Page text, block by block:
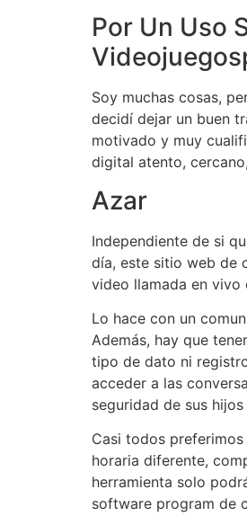
Por Un Uso
Soy muchas cosas,
decidí dejar un buen
motivado y muy
digital atento,
Azar
Independiente de si
día, este sitio web de
video llamada en vivo
Lo hace con un
Además, hay que
tipo de dato ni
acceder a las
seguridad de sus
Casi todos
horaria diferente,
herramienta solo
software program de